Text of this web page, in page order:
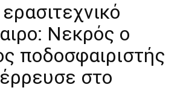
Νεκρός ο
ποδοσφαιριστής
στο